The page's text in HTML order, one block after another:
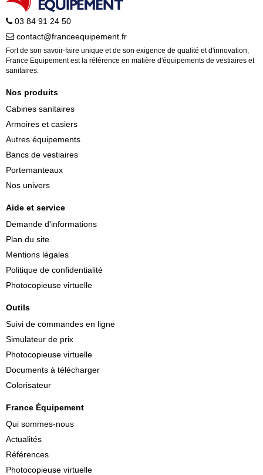
03 84 91 24 50
contact@franceequipement.fr
Fort de son savoir-faire unique et de son exigence de qualité et d'innovation,
France Equipement est la référence en matière d'équipements de vestiaires et
sanitaires.
Nos produits
Cabines sanitaires
Armoires et casiers
Autres équipements
Bancs de vestiaires
Portemanteaux
Nos univers
Aide et service
Demande d'informations
Plan du site
Mentions légales
Politique de confidentialité
Photocopieuse virtuelle
Outils
Suivi de commandes en ligne
Simulateur de prix
Photocopieuse virtuelle
Documents à télécharger
Colorisateur
France Équipement
Qui sommes-nous
Actualités
Références
Photocopieuse virtuelle